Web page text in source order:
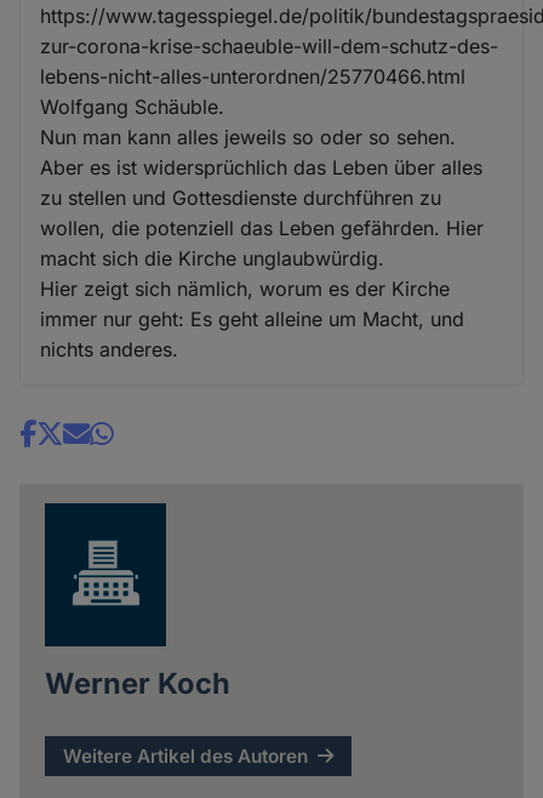
https://www.tagesspiegel.de/politik/
zur-corona-krise-schaeuble-will-dem-schutz-des-
lebens-nicht-alles-unterordnen/25770466.html
Wolfgang Schäuble.
Nun man kann alles jeweils so oder so sehen.
Aber es ist widersprüchlich das Leben über alles
zu stellen und Gottesdienste durchführen zu
wollen, die potenziell das Leben gefährden. Hier
macht sich die Kirche unglaubwürdig.
Hier zeigt sich nämlich, worum es der Kirche
immer nur geht: Es geht alleine um Macht, und
nichts anderes.
Share
Werner Koch
Weitere Artikel des Autoren